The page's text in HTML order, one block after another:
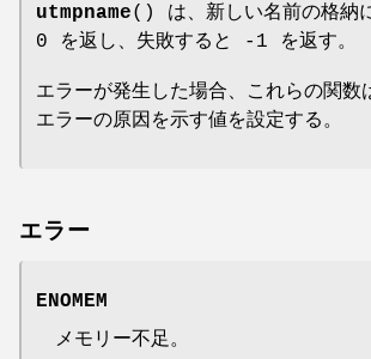
utmpname() は、新しい名前の格納
0 を返し、失敗すると -1 を返す。
エラーが発生した場合、これらの関数
エラーの原因を示す値を設定する。
エラー
ENOMEM
メモリー不足。